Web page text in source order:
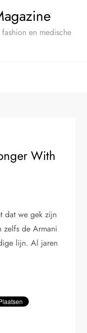
en medische
With
dat we gek zijn
zelfs de Armani
lijn. Al jaren